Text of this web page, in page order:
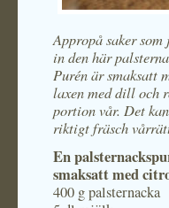
Appropå saker
in den här
Purén är smaksatt
laxen med dill och
portion vår. Det
riktigt fräsch
En
smaksatt med
400 g palsternacka